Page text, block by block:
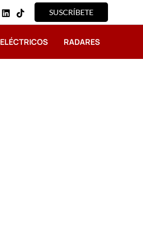
SUSCRÍBETE
ELÉCTRICOS RADARES